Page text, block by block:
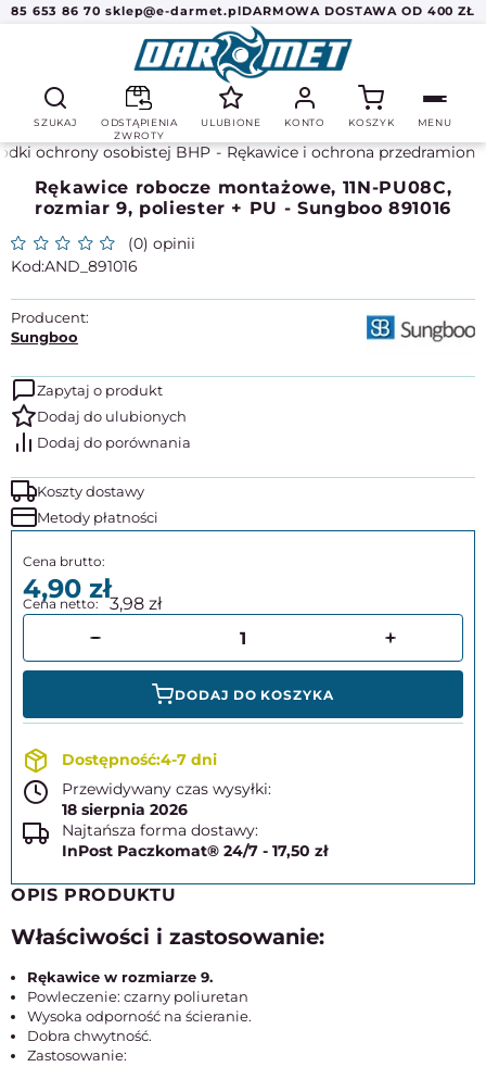
85 653 86 70 sklep@e-darmet.plDARMOWA DOSTAWA OD 400 ZŁ
SZUKAJ
ODSTĄPIENIA
ZWROTY
ULUBIONE KONTO KOSZYK MENU
ochrony osobistej BHP Rękawice i ochrona przedramion
Rękawice robocze montażowe, 11N-PU08C,
rozmiar 9, poliester + PU - Sungboo 891016
(0) opinii
AND_891016
Producent:
Sungboo
Zapytaj o produkt
Koszty dostawy
Metody płatności
4,90 3,98
DODAJ DO KOSZYKA
4-7 dni
Przewidywany czas wysyłki:
18 sierpnia 2026
Najtańsza forma dostawy:
InPost Paczkomat® 24/7 - 17,50 zł
OPIS PRODUKTU
Właściwości i zastosowanie:
Rękawice w rozmiarze 9.
Powleczenie: czarny poliuretan
Wysoka odporność na ścieranie.
Dobra chwytność.
Zastosowanie: